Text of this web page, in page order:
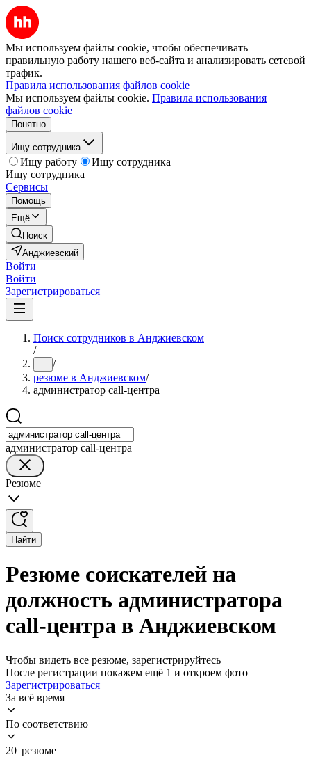
Мы используем файлы cookie, чтобы обеспечивать
правильную работу нашего веб-сайта и анализировать сетевой
трафик.
Правила использования файлов cookie
Мы используем файлы cookie. Правила использования
файлов cookie
Понятно
Ищу сотрудника
Ищу работу
Ищу сотрудника
Ищу сотрудника
Сервисы
Помощь
Ещё
Поиск
Анджиевский
Войти
Войти
Зарегистрироваться
Поиск сотрудников в Анджиевском
/
... /
резюме в Анджиевском/
администратор call-центра
администратор call-центра
Резюме
Найти
Резюме соискателей на
должность администратора
call-центра в Анджиевском
Чтобы видеть все резюме, зарегистрируйтесь
После регистрации покажем ещё 1 и откроем фото
Зарегистрироваться
За всё время
По соответствию
20 резюме